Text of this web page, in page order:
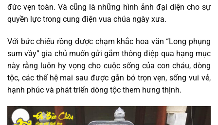
đức vẹn toàn. Và cũng là những hình ảnh đại diện cho sự
quyền lực trong cung điện vua chúa ngày xưa.
Với bức chiếu rồng được chạm khắc hoa văn “Long phụng
sum vầy” gia chủ muốn gửi gắm thông điệp qua hạng mục
này rằng luôn hy vọng cho cuộc sống của con cháu, dòng
tộc, các thế hệ mai sau được gắn bó trọn vẹn, sống vui vẻ,
hạnh phúc và phát triển dòng tộc them hưng thịnh.